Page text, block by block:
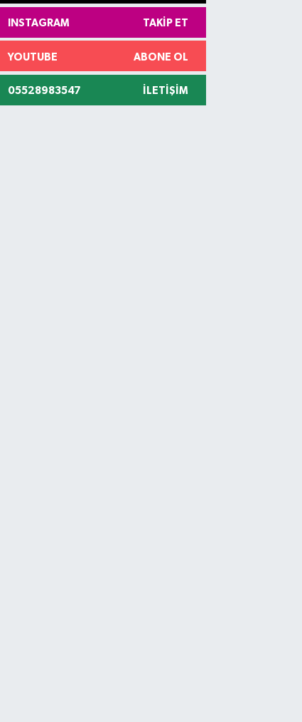
INSTAGRAM TAKIP ET
YOUTUBE ABONE OL
05528983547 İLETIŞIM